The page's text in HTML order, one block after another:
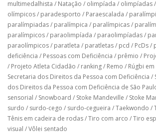
multimedalhista / Natação / olimpíada / olimpíadas/
olímpicos/ paradesporto / Paraescalada /
paralímpiadas/ paralímpica / paralímpicas/
paralímpicos/ paraolimpíada / paraolimpíadas/
paraolímpicos/ paratleta / paratletas/ pcd / PcDs/
deficiência / Pessoas com Deficiência / prêmio /
/ Projeto Atleta Cidadão / ranking/ Remo / Rúgbi
Secretaria dos Direitos da Pessoa com Deficiência /
dos Direitos da Pessoa com Deficiência de São
sensorial / Snowboard / Stoke Mandeville / Stoke
surdo / surdo-cego / surdo-cegueira /Taekwondo /
Tênis em cadeira de rodas/Tiro com arco /Tiro
visual /Vôlei sentado